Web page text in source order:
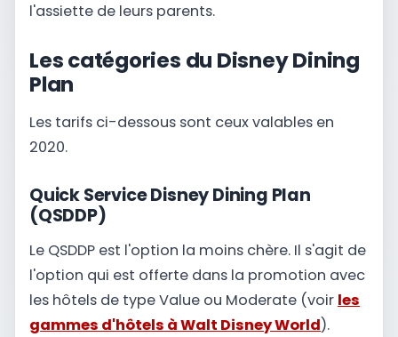
l'assiette de leurs parents.
Les catégories du Disney Dining
Plan
Les tarifs ci-dessous sont ceux valables en
2020.
Quick Service Disney Dining Plan
(QSDDP)
Le QSDDP est l'option la moins chère. Il s'agit de
l'option qui est offerte dans la promotion avec
les hôtels de type Value ou Moderate (voir les
gammes d'hôtels à Walt Disney World).